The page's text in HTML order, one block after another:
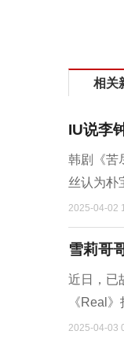
相关
IU说李
韩剧《苦
丝认为朴
2025-04-02
雪莉哥
近日，已
《Real
2025-04-03